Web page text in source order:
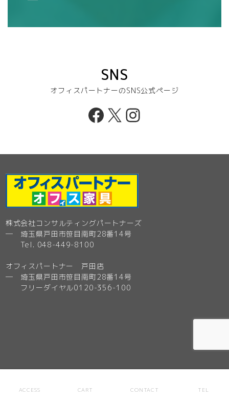
SNS
オフィスパートナーのSNS公式ページ
Facebook
X Instagram
株式会社コンサルティングパートナーズ
─ 埼玉県戸田市笹目南町28番14号
Tel. 048-449-8100
オフィスパートナー 戸田店
─ 埼玉県戸田市笹目南町28番14号
フリーダイヤル0120-356-100
ACCESS CART CONTACT TEL